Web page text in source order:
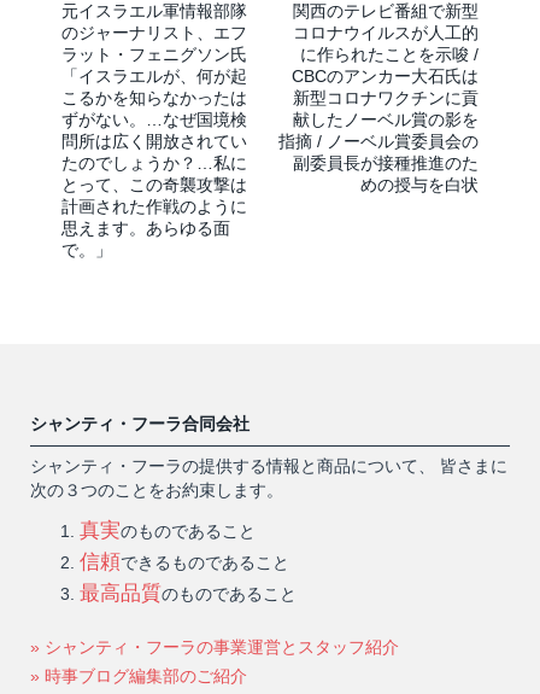
元イスラエル軍情報部隊
のジャーナリスト、エフ
ラット・フェニグソン氏
「イスラエルが、何が起
こるかを知らなかったは
ずがない。…なぜ国境検
問所は広く開放されてい
たのでしょうか？…私に
とって、この奇襲攻撃は
計画された作戦のように
思えます。あらゆる面
で。」
関西のテレビ番組で新型
コロナウイルスが人工的
に作られたことを示唆 /
CBCのアンカー大石氏は
新型コロナワクチンに貢
献したノーベル賞の影を
指摘 / ノーベル賞委員会の
副委員長が接種推進のた
めの授与を白状
シャンティ・フーラ合同会社
シャンティ・フーラの提供する情報と商品について、 皆さまに
次の３つのことをお約束します。
真実のものであること
信頼できるものであること
最高品質のものであること
» シャンティ・フーラの事業運営とスタッフ紹介
» 時事ブログ編集部のご紹介